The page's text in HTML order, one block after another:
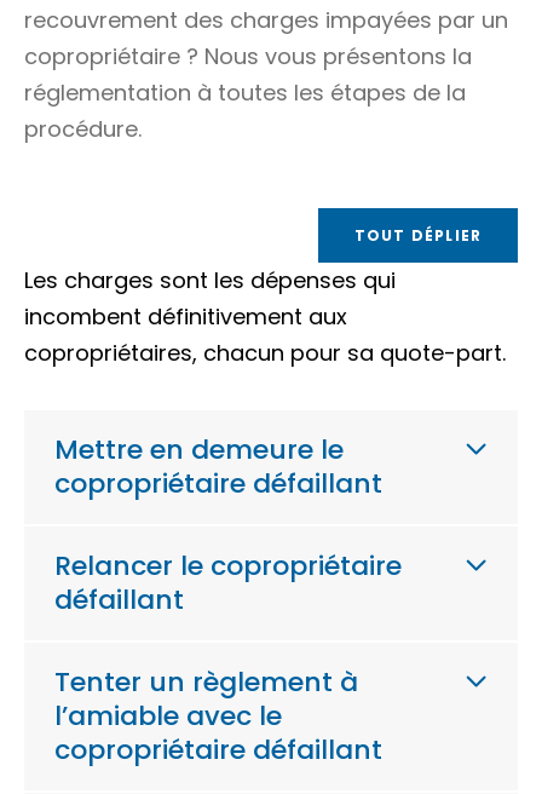
recouvrement des charges impayées par un
copropriétaire ? Nous vous présentons la
réglementation à toutes les étapes de la
procédure.
TOUT DÉPLIER
Les charges sont les dépenses qui
incombent définitivement aux
copropriétaires, chacun pour sa quote-part.
Mettre en demeure le
copropriétaire défaillant
Relancer le copropriétaire
défaillant
Tenter un règlement à
l’amiable avec le
copropriétaire défaillant